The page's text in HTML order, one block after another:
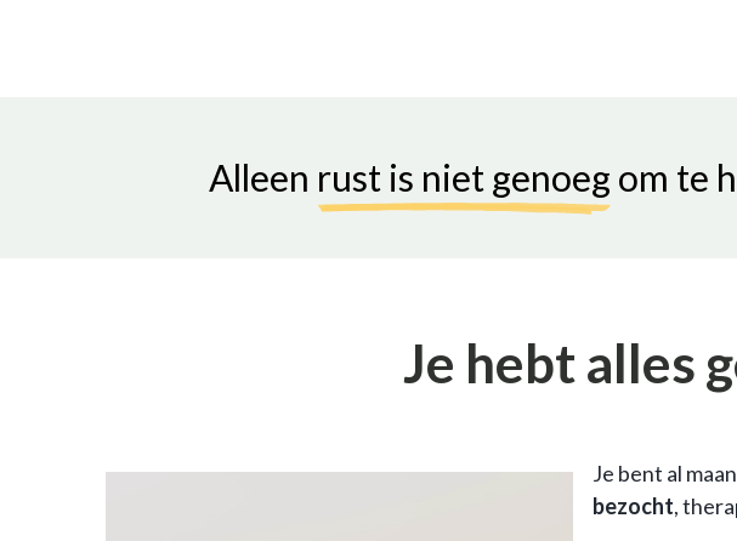
Alleen rust is niet genoeg om te
Je hebt alles
Je bent al
bezocht,